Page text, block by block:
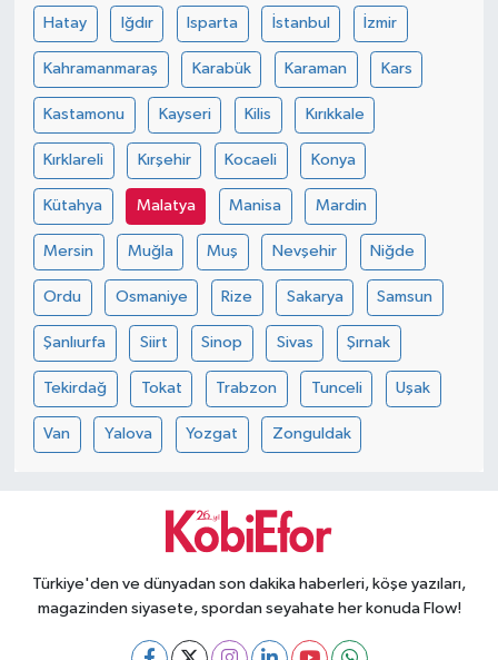
Hatay Iğdır Isparta İstanbul İzmir
Kahramanmaraş Karabük Karaman Kars
Kastamonu Kayseri Kilis Kırıkkale
Kırklareli Kırşehir Kocaeli Konya
Kütahya Malatya Manisa Mardin
Mersin Muğla Muş Nevşehir Niğde
Ordu Osmaniye Rize Sakarya Samsun
Şanlıurfa Siirt Sinop Sivas Şırnak
Tekirdağ Tokat Trabzon Tunceli Uşak
Van Yalova Yozgat Zonguldak
Türkiye'den ve dünyadan son dakika haberleri, köşe yazıları,
magazinden siyasete, spordan seyahate her konuda Flow!